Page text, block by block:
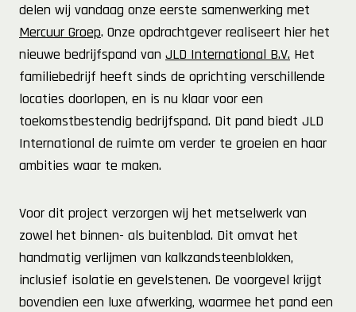
delen wij vandaag onze eerste samenwerking met
Mercuur Groep. Onze opdrachtgever realiseert hier het
nieuwe bedrijfspand van JLD International B.V. Het
familiebedrijf heeft sinds de oprichting verschillende
locaties doorlopen, en is nu klaar voor een
toekomstbestendig bedrijfspand. Dit pand biedt JLD
International de ruimte om verder te groeien en haar
ambities waar te maken.
Voor dit project verzorgen wij het metselwerk van
zowel het binnen- als buitenblad. Dit omvat het
handmatig verlijmen van kalkzandsteenblokken,
inclusief isolatie en gevelstenen. De voorgevel krijgt
bovendien een luxe afwerking, waarmee het pand een